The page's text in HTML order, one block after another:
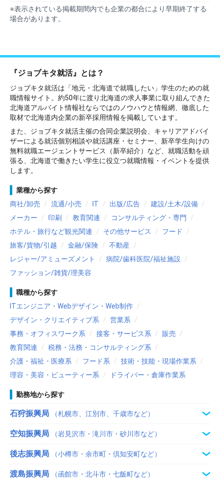
※表示されている掲載期間内でも企業の都合により早期終了する
場合があります。
『ジョブキタ就活』とは？
ジョブキタ就活は「地元・北海道で就職したい」学生のための就
職情報サイト。約50年に渡り北海道の求人事業に取り組んできた
北海道アルバイト情報社ならではのノウハウと情報網、徹底した
取材で北海道内企業の新卒採用情報を掲載しています。
また、ジョブキタ就活主催の合同企業説明会、キャリアアドバイ
ザーによる就活個別相談や就活講座・セミナー、新卒学生向けの
無料就職エージェントサービス（新卒紹介）など、就職活動を頑
張る、北海道で働きたい学生に役立つ就職情報・イベントを提供
します。
業種から探す
商社/卸売
流通/小売 IT 出版/広告
建設/土木/設備
メーカー
印刷 教育関連
コンサルティング・専門
ホテル・旅行など観光関連
その他サービス
フード
旅客/貨物/引越
金融/保険
不動産
レジャー/アミューズメント
病院/歯科医院/福祉施設
ファッション/雑貨/理美容
職種から探す
ITエンジニア・Webデザイン・Web制作
デザイン・クリエイティブ系
営業系
事務・オフィスワーク系
接客・サービス系
販売
教育関連
税務・法務・コンサルティング系
介護・福祉・医療系
フード系
技術・技能・現場作業系
理容・美容・ビューティー系
ドライバー・倉庫作業系
勤務地から探す
石狩振興局 （札幌市、江別市、千歳市など）
空知振興局 （岩見沢市・滝川市・砂川市など）
後志振興局 （小樽市・余市町・倶知安町など）
渡島振興局 （函館市・北斗市・七飯町など）